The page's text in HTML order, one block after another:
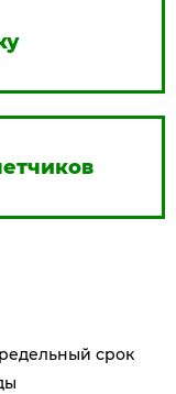
срок